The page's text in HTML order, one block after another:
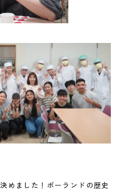
めました！ポーランドの歴史